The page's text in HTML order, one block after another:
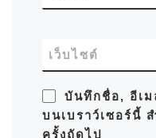
เว็บไซต์
บันทึกชื่อ, อีเ
บนเบราว์เซอร์นี้
ครั้งถัดไป